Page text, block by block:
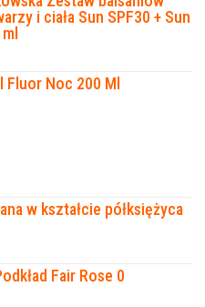
i ciała Sun SPF30 + Sun
Fluor Noc 200 Ml
w kształcie półksiężyca
Fair Rose 0